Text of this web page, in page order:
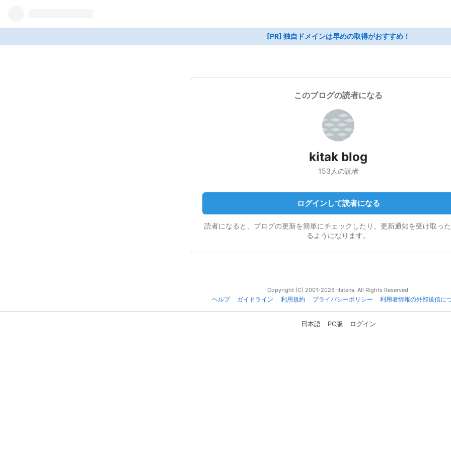
[PR] 独自ドメインは早めの取得がおすすめ！
このブログの読者になる
kitak blog
153人の読者
ログインして読者になる
読者になると、ブログの更新を簡単にチェックしたり、更新通知を受け取っ
るようになります。
Copyright (C) 2001-2026 Hatena. All Rights Reserved.
ヘルプ
ガイドライン 利用規約 プライバシーポリシー 利用者情報の外部送信に
日本語 PC版 ログイン